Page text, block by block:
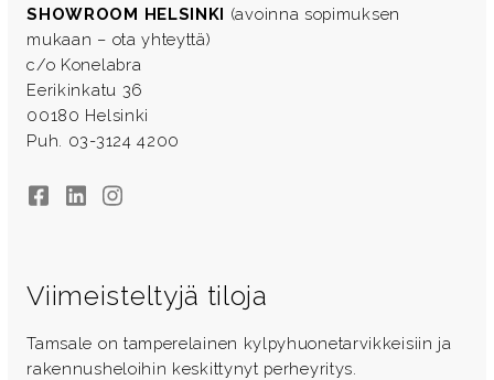
SHOWROOM HELSINKI (avoinna sopimuksen
mukaan – ota yhteyttä)
c/o Konelabra
Eerikinkatu 36
00180 Helsinki
Puh. 03-3124 4200
FacebookLinkedInInstagram
Viimeisteltyjä tiloja
Tamsale on tamperelainen kylpyhuonetarvikkeisiin ja
rakennusheloihin keskittynyt perheyritys.